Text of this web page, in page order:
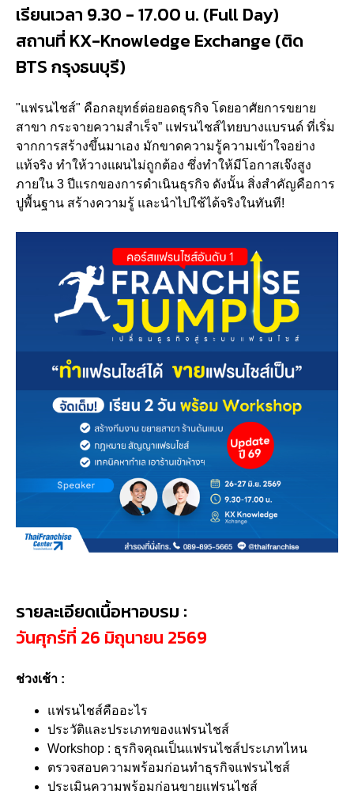
เรียนเวลา 9.30 - 17.00 น. (Full Day)
สถานที่ KX-Knowledge Exchange (ติด
BTS กรุงธนบุรี)
"แฟรนไชส์" คือกลยุทธ์ต่อยอดธุรกิจ โดยอาศัยการขยาย
สาขา กระจายความสำเร็จ” แฟรนไชส์ไทยบางแบรนด์ ที่เริ่ม
จากการสร้างขึ้นมาเอง มักขาดความรู้ความเข้าใจอย่าง
แท้จริง ทำให้วางแผนไม่ถูกต้อง ซึ่งทำให้มีโอกาสเจ๊งสูง
ภายใน 3 ปีแรกของการดำเนินธุรกิจ ดังนั้น สิ่งสำคัญคือการ
ปูพื้นฐาน สร้างความรู้ และนำไปใช้ได้จริงในทันที!
รายละเอียดเนื้อหาอบรม :
วันศุกร์ที่ 26 มิถุนายน 2569
ช่วงเช้า :
แฟรนไชส์คืออะไร
ประวัติและประเภทของแฟรนไชส์
Workshop : ธุรกิจคุณเป็นแฟรนไชส์ประเภทไหน
ตรวจสอบความพร้อมก่อนทำธุรกิจแฟรนไชส์
ประเมินความพร้อมก่อนขายแฟรนไชส์